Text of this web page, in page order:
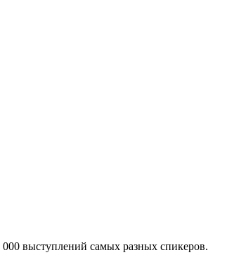
выступлений самых разных спикеров.